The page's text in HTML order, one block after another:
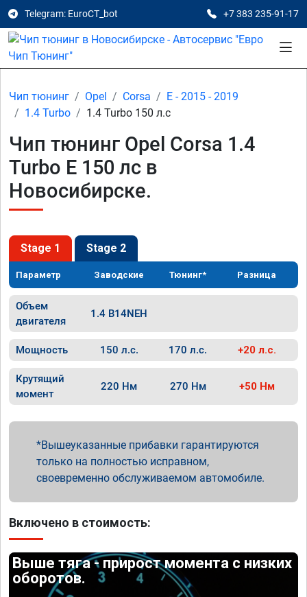
Telegram: EuroCT_bot +7 383 235-91-17
Чип тюнинг Opel Corsa
E - 2015 - 2019
1.4 Turbo
1.4 Turbo 150 л.с
Чип тюнинг Opel Corsa 1.4
Turbo E 150 лс в
Новосибирске.
Stage 1 Stage 2
Параметр Заводские Тюнинг* Разница
Объем
двигателя
1.4 B14NEH
Мощность 150 л.с. 170 л.с. +20 л.с.
Крутящий
момент
220 Нм 270 Нм +50 Нм
Вышеуказанные прибавки гарантируются
только на полностью исправном,
своевременно обслуживаемом автомобиле.
Включено в стоимость:
Выше тяга - прирост момента с низких
оборотов.